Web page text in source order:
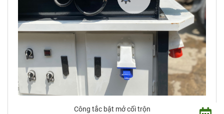
Công tắc bật mở cối trộn